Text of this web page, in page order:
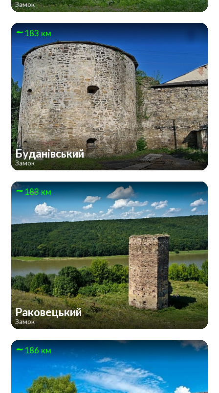
Замок
183 км
Буданівський
Замок
183 км
Раковецький
Замок
186 км